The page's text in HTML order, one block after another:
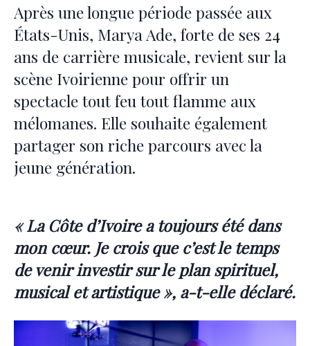
Après une longue période passée aux
États-Unis, Marya Ade, forte de ses 24
ans de carrière musicale, revient sur la
scène Ivoirienne pour offrir un
spectacle tout feu tout flamme aux
mélomanes. Elle souhaite également
partager son riche parcours avec la
jeune génération.
« La Côte d’Ivoire a toujours été dans
mon cœur. Je crois que c’est le temps
de venir investir sur le plan spirituel,
musical et artistique », a-t-elle déclaré.